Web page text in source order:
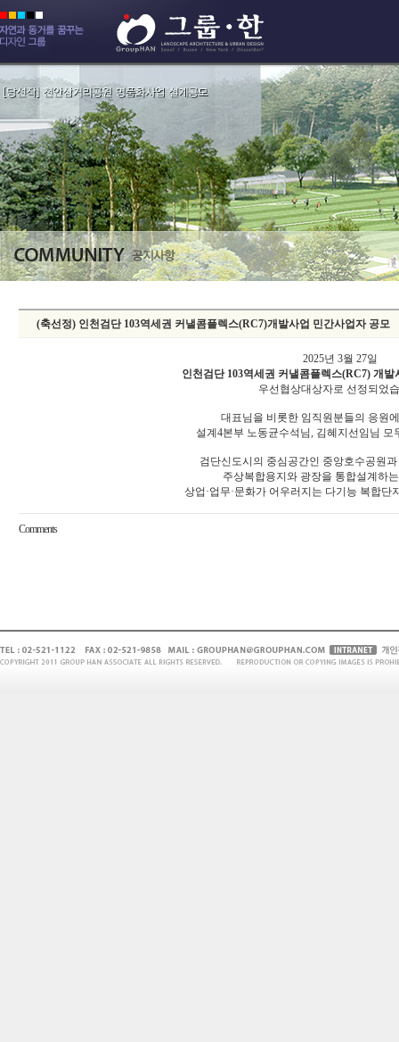
(축선정) 인천검단 103역세권 커낼콤플렉스(RC7)개발사업 민간사업자 공모
2025년 3월 27일
인천검단 103역세권 커낼콤플렉스(RC7) 개
우선협상대상자로 선정되었
대표님을 비롯한 임직원분들의 응원
설계4본부 노동균수석님, 김혜지선임님 모
검단신도시의 중심공간인 중앙호수공원
주상복합용지와 광장을 통합설계하
상업·업무·문화가 어우러지는 다기능 복합단
Comments